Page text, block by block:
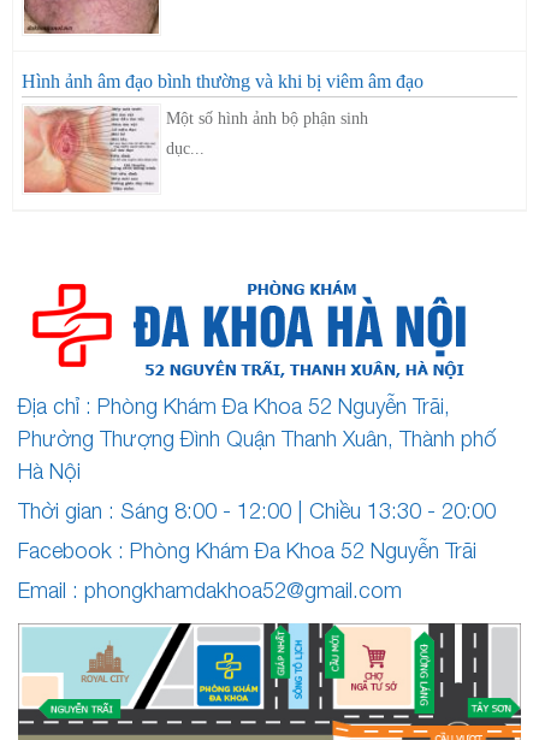
Hình ảnh âm đạo bình thường và khi bị viêm âm đạo
Một số hình ảnh bộ phận sinh
dục...
Địa chỉ : Phòng Khám Đa Khoa 52 Nguyễn Trãi,
Phường Thượng Đình Quận Thanh Xuân, Thành phố
Hà Nội
Thời gian : Sáng 8:00 - 12:00 | Chiều 13:30 - 20:00
Facebook : Phòng Khám Đa Khoa 52 Nguyễn Trãi
Email : phongkhamdakhoa52@gmail.com